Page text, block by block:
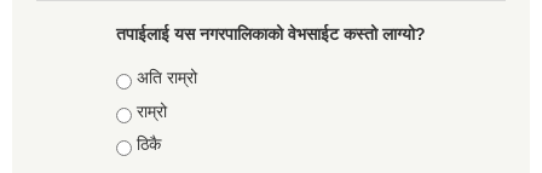
तपाईलाई यस नगरपालिकाको वेभसाईट कस्तो लाग्यो?
Choices
अति राम्रो
राम्रो
ठिकै